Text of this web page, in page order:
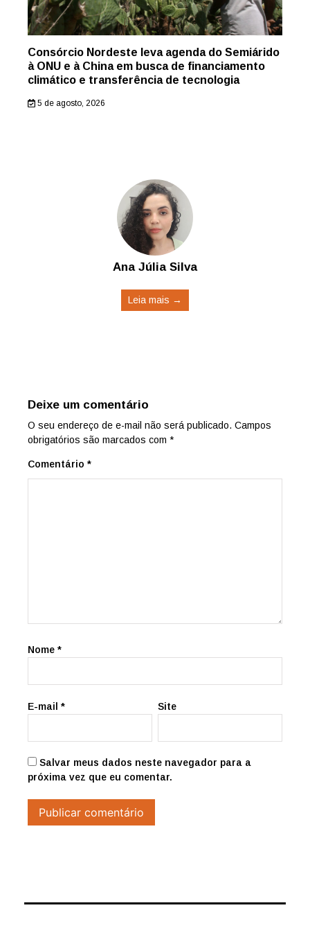
Consórcio Nordeste leva agenda do Semiárido
à ONU e à China em busca de financiamento
climático e transferência de tecnologia
5 de agosto, 2026
Ana Júlia Silva
Leia mais →
Deixe um comentário
O seu endereço de e-mail não será publicado. Campos
obrigatórios são marcados com *
Comentário *
Nome *
E-mail * Site
Salvar meus dados neste navegador para a
próxima vez que eu comentar.